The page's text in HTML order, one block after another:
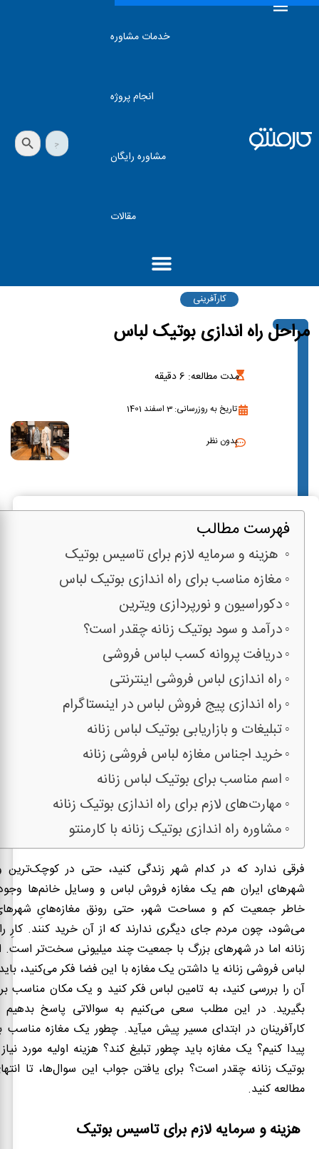
خدمات مشاوره
انجام پروژه
مشاوره رایگان
مقالات
جستجو
برای:
دکمه جستجو
کارآفرینی
مراحل راه اندازی بوتیک لباس
مدت مطالعه: 6دقیقه
تاریخ به روزرسانی: 3 اسفند 1401
بدون نظر
فهرست مطالب
هزینه و سرمایه لازم برای تاسیس بوتیک
مغازه مناسب برای راه اندازی بوتیک لباس
دکوراسیون و نورپردازی ویترین
درآمد و سود بوتیک زنانه چقدر است؟
دریافت پروانه کسب لباس فروشی
راه اندازی لباس فروشی اینترنتی
راه اندازی پیج فروش لباس در اینستاگرام
تبلیغات و بازاریابی بوتیک لباس زنانه
خرید اجناس مغازه لباس فروشی زنانه
اسم مناسب برای بوتیک لباس زنانه
مهارت‌های لازم برای راه اندازی بوتیک زنانه
مشاوره راه اندازی بوتیک زنانه با کارمنتو
فرقی ندارد که در کدام شهر زندگی کنید، حتی در کوچک‌ترین و
شهرهای ایران هم یک مغازه فروش لباس و وسایل خانم‌ها
خاطر جمعیت کم و مساحت شهر، حتی رونق مغازه‌هایِ
می‌شود، چون مردم جای دیگری ندارند که از آن خرید کنند. کارِ
زنانه اما در شهرهای بزرگ با جمعیت چند میلیونی سخت‌تر است.
لباس فروشی زنانه یا داشتن یک مغازه با این فضا فکر می‌کنید،
آن را بررسی کنید، به تامین لباس فکر کنید و یک مکان مناسب
بگیرید. در این مطلب سعی می‌کنیم به سوالاتی پاسخ بدهیم
پیدا کنیم؟ یک مغازه باید چطور تبلیغ کند؟ هزینه اولیه مورد
بوتیک زنانه چقدر است؟ برای یافتن جواب این سوال‌ها، تا
مطالعه کنید.
هزینه و سرمایه لازم برای تاسیس بوتیک